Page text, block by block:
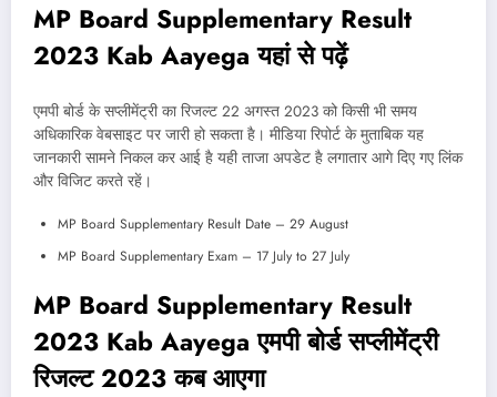
MP Board Supplementary Result
2023 Kab Aayega यहां से पढ़ें
एमपी बोर्ड के सप्लीमेंट्री का रिजल्ट 22 अगस्त 2023 को किसी भी समय
अधिकारिक वेबसाइट पर जारी हो सकता है। मीडिया रिपोर्ट के मुताबिक यह
जानकारी सामने निकल कर आई है यही ताजा अपडेट है लगातार आगे दिए गए लिंक
और विजिट करते रहें।
MP Board Supplementary Result Date – 29 August
MP Board Supplementary Exam – 17 July to 27 July
MP Board Supplementary Result
2023 Kab Aayega एमपी बोर्ड सप्लीमेंट्री
रिजल्ट 2023 कब आएगा